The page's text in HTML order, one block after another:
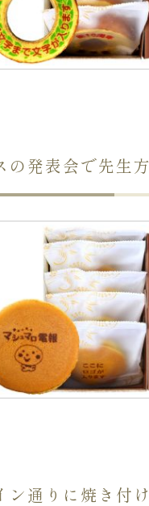
の発表会で先生
ン通りに焼き付